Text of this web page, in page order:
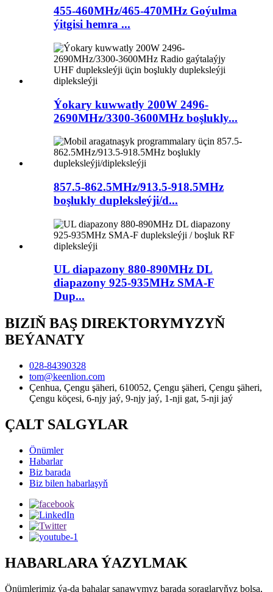
455-460MHz/465-470MHz Goýulma
ýitgisi hemra ...
Ýokary kuwwatly 200W 2496-
2690MHz/3300-3600MHz boşlukly...
857.5-862.5MHz/913.5-918.5MHz
boşlukly dupleksleýji/d...
UL diapazony 880-890MHz DL
diapazony 925-935MHz SMA-F
Dup...
BIZIŇ BAŞ DIREKTORYMYZYŇ
BEÝANATY
028-84390328
tom@keenlion.com
Çenhua, Çengu şäheri, 610052, Çengu şäheri, Çengu şäheri,
Çengu köçesi, 6-njy jaý, 9-njy jaý, 1-nji gat, 5-nji jaý
ÇALT SALGYLAR
Önümler
Habarlar
Biz barada
Biz bilen habarlaşyň
HABARLARA ÝAZYLMAK
Önümlerimiz ýa-da bahalar sanawymyz barada soraglaryňyz bolsa,